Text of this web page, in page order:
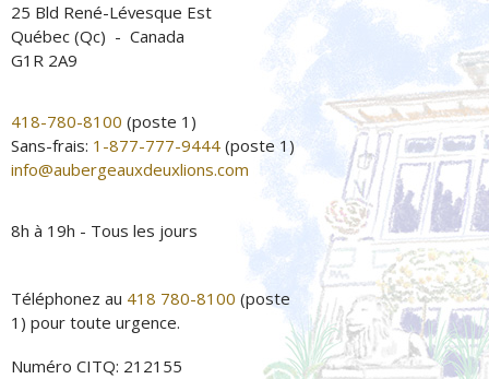
25 Bld René-Lévesque Est
Québec (Qc) - Canada
G1R 2A9
418-780-8100 (poste 1)
Sans-frais: 1-877-777-9444 (poste 1)
info@aubergeauxdeuxlions.com
8h à 19h - Tous les jours
Téléphonez au 418 780-8100 (poste
1) pour toute urgence.
Numéro CITQ: 212155